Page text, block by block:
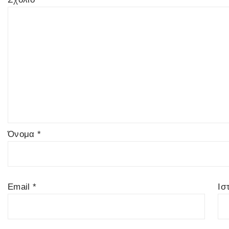
Όνομα*
Email*